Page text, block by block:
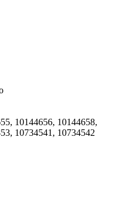
10144656, 10144658,
10734541, 10734542